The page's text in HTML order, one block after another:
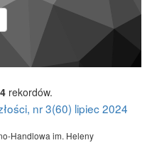
4 rekordów.
nr 3(60) lipiec 2024
Handlowa im. Heleny